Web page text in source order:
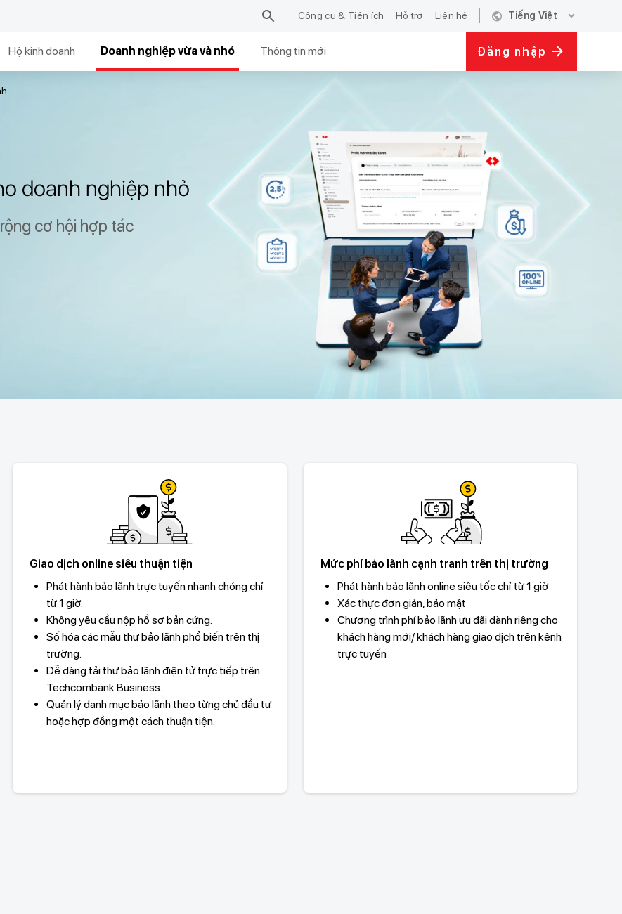
Công cụ & Tiện ích Hỗ trợ Liên hệ public Tiếng Việt expand_more
Hộ kinh doanh Doanh nghiệp vừa và nhỏ Thông tin mới Đăng nhập
doanh nghiệp nhỏ
cơ hội hợp tác
Giao dịch online siêu thuận tiện
Phát hành bảo lãnh trực tuyến nhanh chóng chỉ
từ 1 giờ.
Không yêu cầu nộp hồ sơ bản cứng.
Số hóa các mẫu thư bảo lãnh phổ biến trên thị
trường.
Dễ dàng tải thư bảo lãnh điện tử trực tiếp trên
Techcombank Business.
Quản lý danh mục bảo lãnh theo từng chủ đầu tư
hoặc hợp đồng một cách thuận tiện.
Mức phí bảo lãnh cạnh tranh trên thị trường
Phát hành bảo lãnh online siêu tốc chỉ từ 1 giờ
Xác thực đơn giản, bảo mật
Chương trình phí bảo lãnh ưu đãi dành riêng cho
khách hàng mới/ khách hàng giao dịch trên kênh
trực tuyến